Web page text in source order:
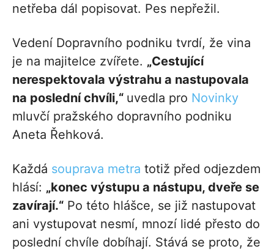
netřeba dál popisovat. Pes nepřežil.
Vedení Dopravního podniku tvrdí, že vina
je na majitelce zvířete. „Cestující
nerespektovala výstrahu a nastupovala
na poslední chvíli,“ uvedla pro Novinky
mluvčí pražského dopravního podniku
Aneta Řehková.
Každá souprava metra totiž před odjezdem
hlásí: „konec výstupu a nástupu, dveře se
zavírají.“ Po této hlášce, se již nastupovat
ani vystupovat nesmí, mnozí lidé přesto do
poslední chvíle dobíhají. Stává se proto, že